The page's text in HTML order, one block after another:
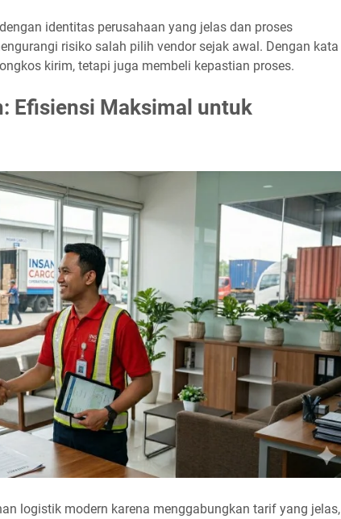
identitas perusahaan yang jelas dan proses
risiko salah pilih vendor sejak awal. Dengan kata
kirim, tetapi juga membeli kepastian proses.
Efisiensi Maksimal untuk
logistik modern karena menggabungkan tarif yang jelas,